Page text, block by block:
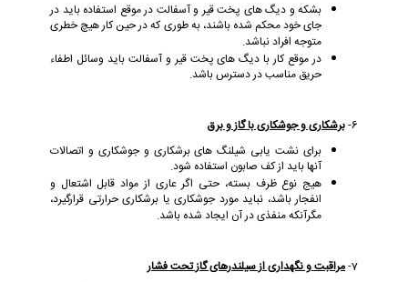
بشکه و دیگ های پخت قیر و آسفالت در موقع استفاده باید در
جای خود محکم شده باشند، به طوری که در حین کار هیچ خطری
متوجه افراد نباشد.
در موقع کار با دیگ های پخت قیر و آسفالت باید وسائل اطفاء
حریق مناسب در دسترس باشد.
6- برشکاری و جوشکاری با گاز و برق
برای نشت یابی شیلنگ های برشکاری و جوشکاری و اتصالات
آنها باید از کف صابون استفاده شود.
هیج نوع ظرف بسته، حتی اگر عاری از مواد قابل اشتعال و
انفجار باشد، نباید مورد جوشکاری یا برشکاری حرارتی قرارگیرد،
مگرآنکه منفذی در آن ایجاد شده باشد.
7- مراقبت و نگهداری از سیلندرهای گاز تحت فشار